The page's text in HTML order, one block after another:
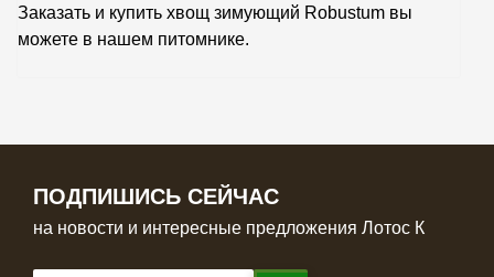
Заказать и купить хвощ зимующий Robustum вы
можете в нашем питомнике.
ПОДПИШИСЬ СЕЙЧАС
на новости и интересные предложения Лотос К